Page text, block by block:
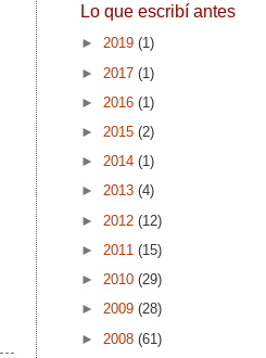
Lo que escribí antes
► 2019 (1)
► 2017 (1)
► 2016 (1)
► 2015 (2)
► 2014 (1)
► 2013 (4)
► 2012 (12)
► 2011 (15)
► 2010 (29)
► 2009 (28)
► 2008 (61)